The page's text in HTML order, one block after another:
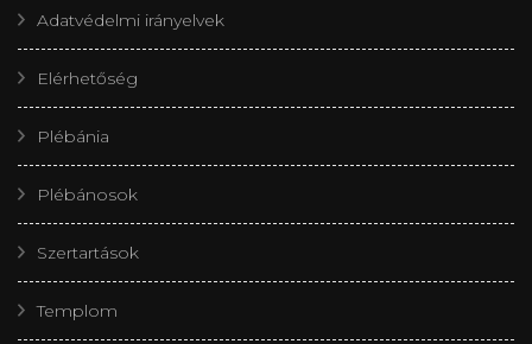
Adatvédelmi irányelvek
Elérhetőség
Plébánia
Plébánosok
Szertartások
Templom